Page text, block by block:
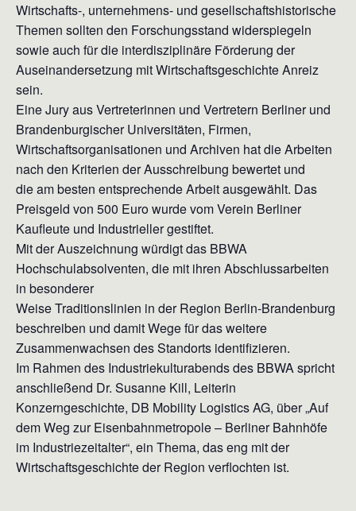
Wirtschafts-, unternehmens- und gesellschaftshistorische
Themen sollten den Forschungsstand widerspiegeln
sowie auch für die interdisziplinäre Förderung der
Auseinandersetzung mit Wirtschaftsgeschichte Anreiz
sein.
Eine Jury aus Vertreterinnen und Vertretern Berliner und
Brandenburgischer Universitäten, Firmen,
Wirtschaftsorganisationen und Archiven hat die Arbeiten
nach den Kriterien der Ausschreibung bewertet und
die am besten entsprechende Arbeit ausgewählt. Das
Preisgeld von 500 Euro wurde vom Verein Berliner
Kaufleute und Industrieller gestiftet.
Mit der Auszeichnung würdigt das BBWA
Hochschulabsolventen, die mit ihren Abschlussarbeiten
in besonderer
Weise Traditionslinien in der Region Berlin-Brandenburg
beschreiben und damit Wege für das weitere
Zusammenwachsen des Standorts identifizieren.
Im Rahmen des Industriekulturabends des BBWA spricht
anschließend Dr. Susanne Kill, Leiterin
Konzerngeschichte, DB Mobility Logistics AG, über „Auf
dem Weg zur Eisenbahnmetropole – Berliner Bahnhöfe
im Industriezeitalter“, ein Thema, das eng mit der
Wirtschaftsgeschichte der Region verflochten ist.